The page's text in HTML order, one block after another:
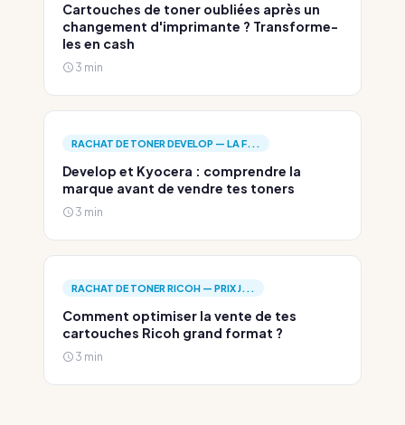
Cartouches de toner oubliées après un
changement d'imprimante ? Transforme-
les en cash
3 min
RACHAT DE TONER DEVELOP — LA F...
Develop et Kyocera : comprendre la
marque avant de vendre tes toners
3 min
RACHAT DE TONER RICOH — PRIX J...
Comment optimiser la vente de tes
cartouches Ricoh grand format ?
3 min